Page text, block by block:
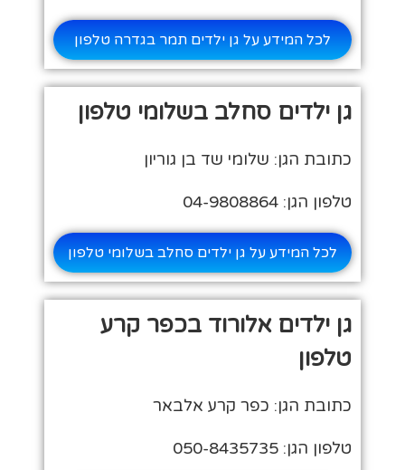
לכל המידע על גן ילדים תמר בגדרה טלפון
גן ילדים סחלב בשלומי טלפון
כתובת הגן: שלומי שד בן גוריון
טלפון הגן: 04-9808864
לכל המידע על גן ילדים סחלב בשלומי טלפון
גן ילדים אלורוד בכפר קרע
טלפון
כתובת הגן: כפר קרע אלבאר
טלפון הגן: 050-8435735